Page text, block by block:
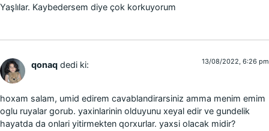
Yaşlılar. Kaybedersem diye çok korkuyorum
qonaq dedi ki: 13/08/2022, 6:26 pm
hoxam salam, umid edirem cavablandirarsiniz amma menim emim
oglu ruyalar gorub. yaxinlarinin olduyunu xeyal edir ve gundelik
hayatda da onlari yitirmekten qorxurlar. yaxsi olacak midir?